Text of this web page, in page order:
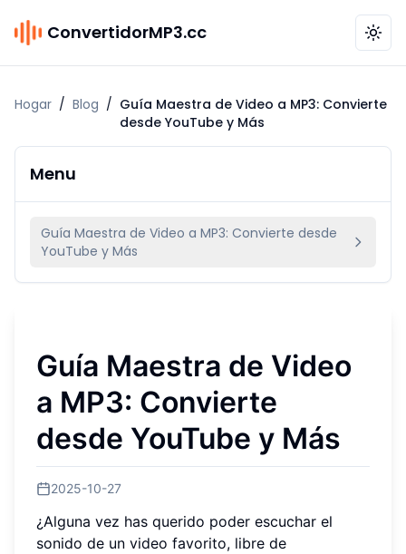
ConvertidorMP3.cc
Hogar / Blog / Guía Maestra de Video a MP3: Convierte
desde YouTube y Más
Menu
Guía Maestra de Video a MP3: Convierte desde
YouTube y Más
Guía Maestra de Video
a MP3: Convierte
desde YouTube y Más
2025-10-27
¿Alguna vez has querido poder escuchar el
sonido de un video favorito, libre de